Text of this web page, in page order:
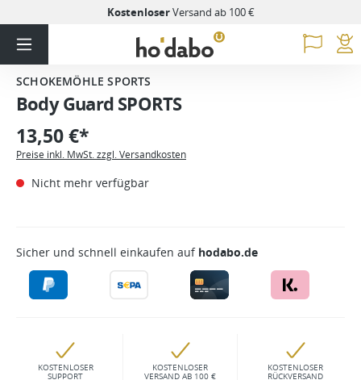
KostenloserVersand ab 100 €
SCHOKEMÖHLE SPORTS
Body Guard SPORTS
13,50 €*
Preise inkl. MwSt. zzgl. Versandkosten
Nicht mehr verfügbar
Sicher und schnell einkaufen auf hodabo.de
KOSTENLOSER
SUPPORT
KOSTENLOSER
VERSAND AB 100 €
KOSTENLOSER
RÜCKVERSAND